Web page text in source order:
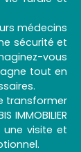
médecins
sécurité et
vous
tout en
transformer
visite et